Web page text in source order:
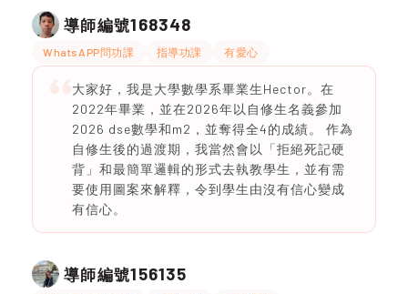
導師編號168348
WhatsAPP問功課 指導功課 有愛心
大家好，我是大學數學系畢業生Hector。在
2022年畢業，並在2026年以自修生名義參加
2026 dse數學和m2，並奪得全4的成績。 作為
自修生後的過渡期，我當然會以「拒絕死記硬
背」和最簡單邏輯的形式去執教學生，並有需
要使用圖案來解釋，令到學生由沒有信心變成
有信心。
導師編號156135